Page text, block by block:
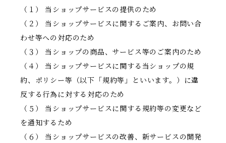
（１） 当ショップサービスの提供のため
（２） 当ショップサービスに関するご案内、お問い合
わせ等への対応のため
（３） 当ショップの商品、サービス等のご案内のため
（４） 当ショップサービスに関する当ショップの規
約、ポリシー等（以下「規約等」といいます。）に違
反する行為に対する対応のため
（５） 当ショップサービスに関する規約等の変更など
を通知するため
（６） 当ショップサービスの改善、新サービスの開発